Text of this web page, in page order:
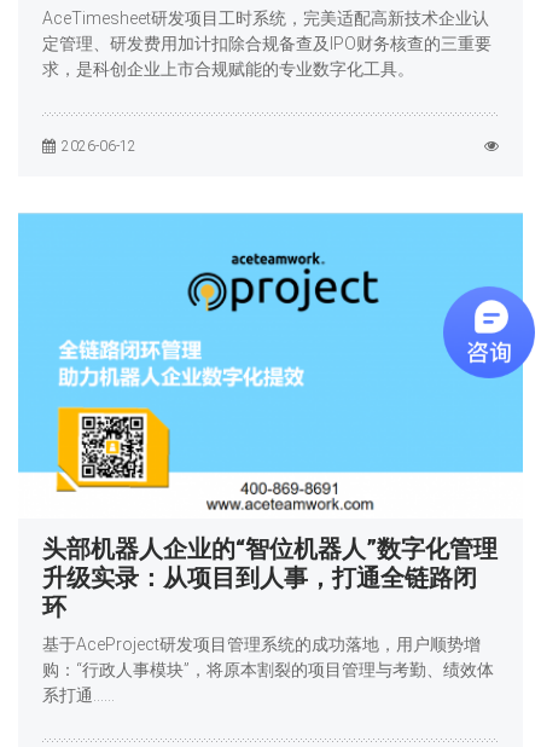
AceTimesheet研发项目工时系统，完美适配高新技术企业认
定管理、研发费用加计扣除合规备查及IPO财务核查的三重要
求，是科创企业上市合规赋能的专业数字化工具。
2026-06-12
头部机器人企业的“智位机器人”数字化管理
升级实录：从项目到人事，打通全链路闭
环
基于AceProject研发项目管理系统的成功落地，用户顺势增
购：“行政人事模块”，将原本割裂的项目管理与考勤、绩效体
系打通……